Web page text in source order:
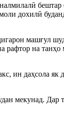
дохилӣ
машғул
на
ин даҳсола як
мекунад.